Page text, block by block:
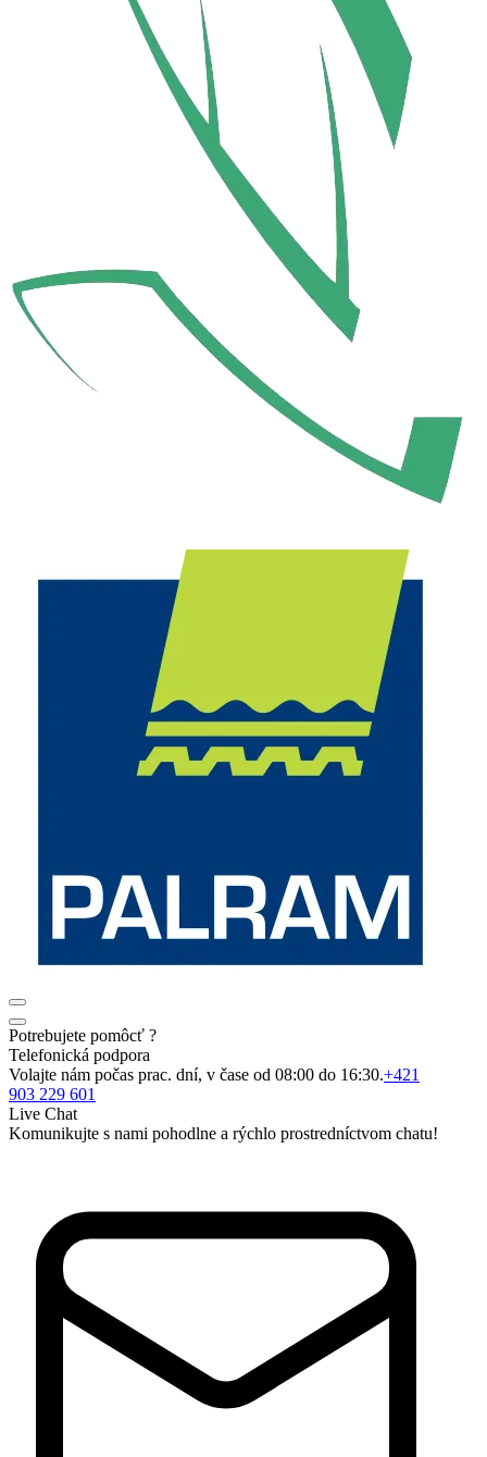
Potrebujete pomôcť ?
Telefonická podpora
Volajte nám počas prac. dní, v čase od 08:00 do 16:30.+421
903 229 601
Live Chat
Komunikujte s nami pohodlne a rýchlo prostredníctvom chatu!